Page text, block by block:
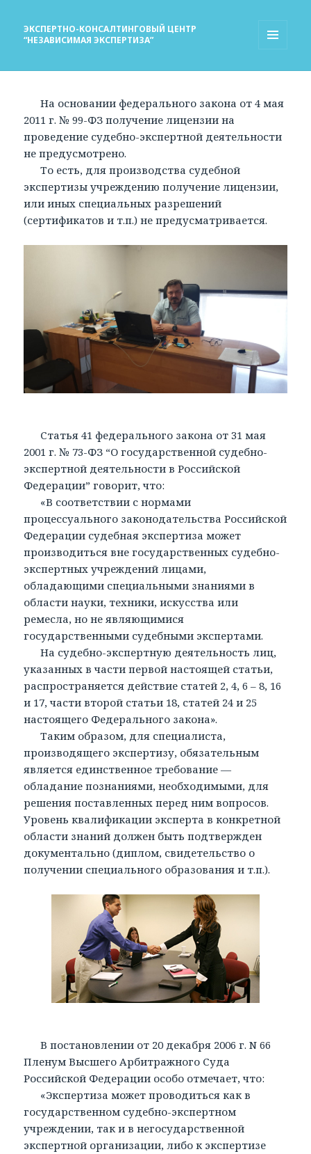
ЭКСПЕРТНО-КОНСАЛТИНГОВЫЙ ЦЕНТР
“НЕЗАВИСИМАЯ ЭКСПЕРТИЗА”
На основании федерального закона от 4 мая
2011 г. № 99-ФЗ получение лицензии на
проведение судебно-экспертной деятельности
не предусмотрено.
То есть, для производства судебной
экспертизы учреждению получение лицензии,
или иных специальных разрешений
(сертификатов и т.п.) не предусматривается.
Статья 41 федерального закона от 31 мая
2001 г. № 73-ФЗ “О государственной судебно-
экспертной деятельности в Российской
Федерации” говорит, что:
«В соответствии с нормами
процессуального законодательства Российской
Федерации судебная экспертиза может
производиться вне государственных судебно-
экспертных учреждений лицами,
обладающими специальными знаниями в
области науки, техники, искусства или
ремесла, но не являющимися
государственными судебными экспертами.
На судебно-экспертную деятельность лиц,
указанных в части первой настоящей статьи,
распространяется действие статей 2, 4, 6 – 8, 16
и 17, части второй статьи 18, статей 24 и 25
настоящего Федерального закона».
Таким образом, для специалиста,
производящего экспертизу, обязательным
является единственное требование —
обладание познаниями, необходимыми, для
решения поставленных перед ним вопросов.
Уровень квалификации эксперта в конкретной
области знаний должен быть подтвержден
документально (диплом, свидетельство о
получении специального образования и т.п.).
В постановлении от 20 декабря 2006 г. N 66
Пленум Высшего Арбитражного Суда
Российской Федерации особо отмечает, что:
«Экспертиза может проводиться как в
государственном судебно-экспертном
учреждении, так и в негосударственной
экспертной организации, либо к экспертизе